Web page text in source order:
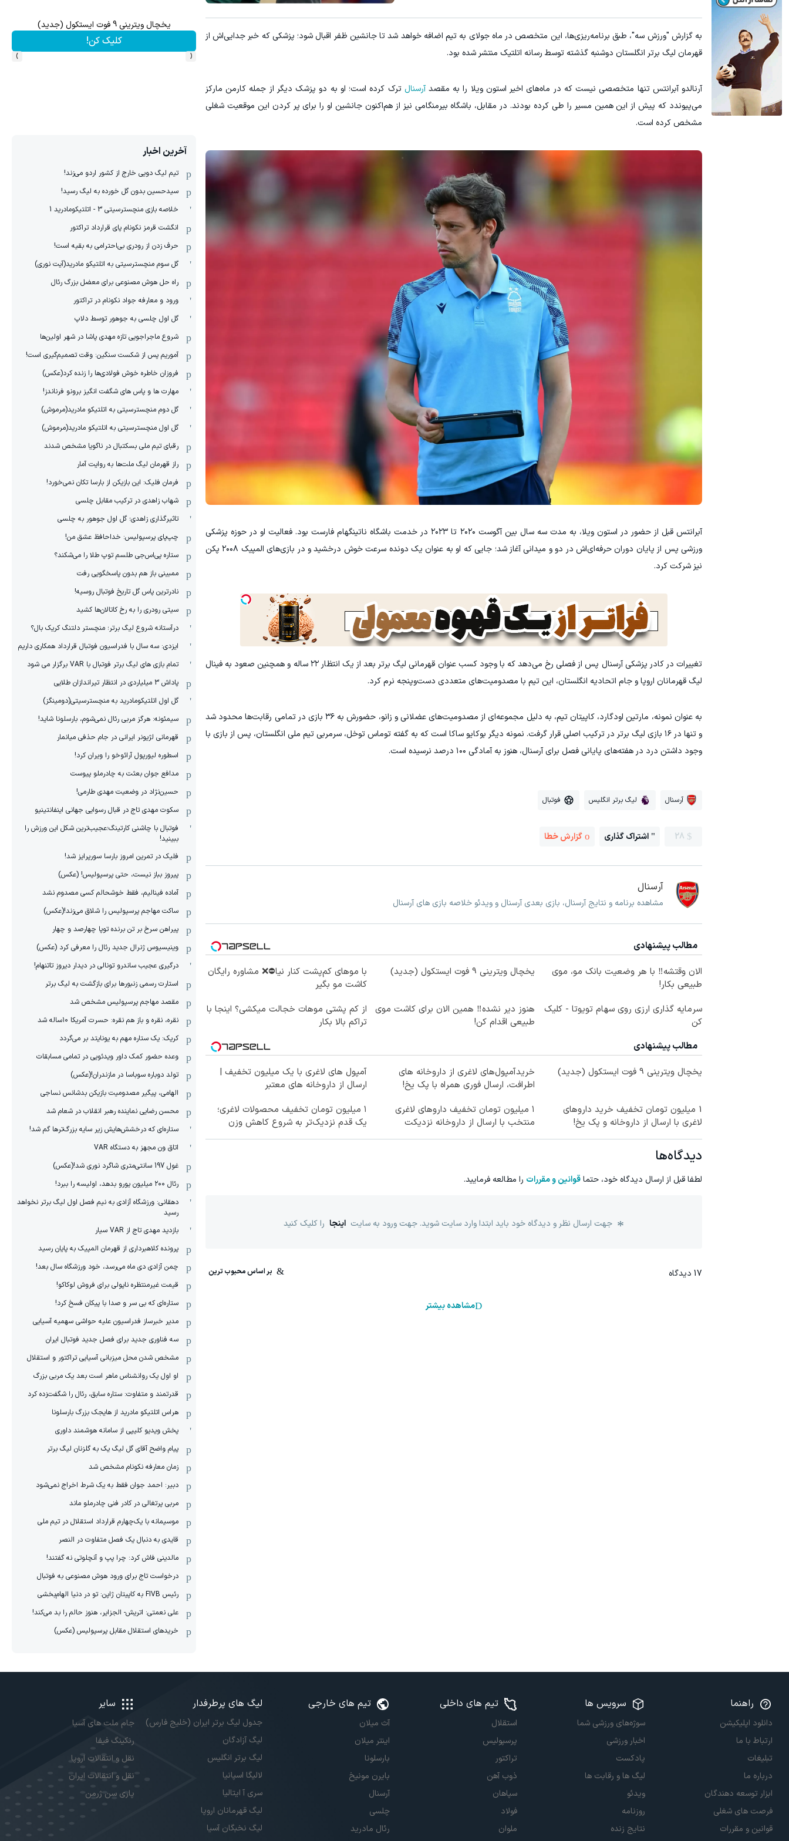
به گزارش "ورزش سه"، طبق برنامه‌ریزی‌ها، این متخصص در ماه جولای به تیم اضافه خواهد شد تا جانشین ظفر اقبال شود؛ پزشکی که خبر جدایی‌اش از
قهرمان لیگ برتر انگلستان دوشنبه گذشته توسط رسانه اتلتیک منتشر شده بود.
آرنالدو آبرانتس تنها متخصصی نیست که در ماه‌های اخیر استون ویلا را به مقصدآرسنال ترک کرده است؛ او به دو پزشک دیگر از جمله کارمن مارکز
می‌پیوندد که پیش از این همین مسیر را طی کرده بودند. در مقابل، باشگاه بیرمنگامی نیز از هم‌اکنون جانشین او را برای پر کردن این موقعیت شغلی
مشخص کرده است.
آبرانتس قبل از حضور در استون ویلا، به مدت سه سال بین آگوست ۲۰۲۰ تا ۲۰۲۳ در خدمت باشگاه ناتینگهام فارست بود. فعالیت او در حوزه پزشکی
ورزشی پس از پایان دوران حرفه‌ای‌اش در دو و میدانی آغاز شد؛ جایی که او به عنوان یک دونده سرعت خوش درخشید و در بازی‌های المپیک ۲۰۰۸ پکن
نیز شرکت کرد.
تغییرات در کادر پزشکی آرسنال پس از فصلی رخ می‌دهد که با وجود کسب عنوان قهرمانی لیگ برتر بعد از یک انتظار ۲۲ ساله و همچنین صعود به فینال
لیگ قهرمانان اروپا و جام اتحادیه انگلستان، این تیم با مصدومیت‌های متعددی دست‌وپنجه نرم کرد.
به عنوان نمونه، مارتین اودگارد، کاپیتان تیم، به دلیل مجموعه‌ای از مصدومیت‌های عضلانی و زانو، حضورش به ۳۶ بازی در تمامی رقابت‌ها محدود شد
و تنها در ۱۶ بازی لیگ برتر در ترکیب اصلی قرار گرفت. نمونه دیگر بوکایو ساکا است که به گفته توماس توخل، سرمربی تیم ملی انگلستان، پس از بازی با
وجود داشتن درد در هفته‌های پایانی فصل برای آرسنال، هنوز به آمادگی ۱۰۰ درصد نرسیده است.
آرسنال لیگ برتر انگلیس فوتبال
28 اشتراک گذاری گزارش خطا
آرسنال
مشاهده برنامه و نتایج آرسنال، بازی بعدی آرسنال و ویدئو خلاصه بازی های آرسنال
مطالب پیشنهادی
الان وقتشه‼️ با هر وضعیت بانک مو، موی
طبیعی بکار!
یخچال ویترینی 9 فوت ایستکول (جدید)
با موهای کم‌پشت کنار نیا⛔️❌ مشاوره رایگان
کاشت مو بگیر
سرمایه گذاری ارزی روی سهام تویوتا - کلیک
کن
هنوز دیر نشده‼️ همین الان برای کاشت موی
طبیعی اقدام کن!
از کم پشتی موهات خجالت میکشی؟ اینجا با
تراکم بالا بکار
مطالب پیشنهادی
یخچال ویترینی 9 فوت ایستکول (جدید)
خریدآمپول‌های لاغری از داروخانه های
اطرافت، ارسال فوری همراه با پک یخ!
آمپول های لاغری با یک میلیون تخفیف |
ارسال از داروخانه های معتبر
1 میلیون تومان تخفیف خرید داروهای
لاغری با ارسال از داروخانه و پک یخ!
۱ میلیون تومان تخفیف داروهای لاغری
منتخب با ارسال از داروخانه نزدیکت
۱ میلیون تومان تخفیف محصولات لاغری؛
یک قدم نزدیک‌تر به شروع کاهش وزن
دیدگاه‌ها
لطفا قبل از ارسال دیدگاه خود، حتماقوانین و مقررات را مطالعه فرمایید.
جهت ارسال نظر و دیدگاه خود باید ابتدا وارد سایت شوید. جهت ورود به سایت اینجا را کلیک کنید
17 دیدگاه
مشاهده بیشتر
یخچال ویترینی 9 فوت ایستکول (جدید)
کلیک کن!
‹
›
آخرین اخبار
تیم لیگ دویی خارج از کشور اردو می‌زند!
سیدحسین بدون گل خورده به لیگ رسید!
خلاصه بازی منچسترسیتی 3 - اتلتیکومادرید 1
انگشت قرمز نکونام پای قرارداد تراکتور
حرف زدن از رودری بی‌احترامی به بقیه است!
گل سوم منچسترسیتی به اتلتیکو مادرید(آیت نوری)
راه حل هوش مصنوعی برای معضل بزرگ رئال
ورود و معارفه جواد نکونام در تراکتور
گل اول چلسی به جوهور توسط دلاپ
شروع ماجراجویی تازه مهدی پاشا در شهر اولین‌ها
آموریم پس از شکست سنگین: وقت تصمیم‌گیری است!
فروزان خاطره خوش فولادی‌ها را زنده کرد(عکس)
مهارت ها و پاس های شگفت انگیز برونو فرناندز!
گل دوم منچسترسیتی به اتلتیکو مادرید(مرموش)
گل اول منچسترسیتی به اتلتیکو مادرید(مرموش)
رقبای تیم ملی بسکتبال در ناگویا مشخص‌ شدند
راز قهرمان لیگ ملت‌ها به روایت آمار
فرمان فلیک: این بازیکن از بارسا تکان نمی‌خورد!
شهاب زاهدی در ترکیب مقابل چلسی
تاثیرگذاری زاهدی؛ گل اول جوهور به چلسی
چپ‌پای پرسپولیس: خداحافظ عشق من!
ستاره پی‌اس‌جی طلسم توپ طلا را می‌شکند؟
ممبینی باز هم بدون پاسخگویی رفت
نادر‌ترین پاس گل تاریخ فوتبال روسیه!
سیتی رودری را به رخ کاتالان‌ها کشید
درآستانه شروع لیگ برتر؛ منچستر دلتنگ کریک بال؟
ایزدی: سه سال با فدراسیون فوتبال قرارداد همکاری داریم
تمام بازی های لیگ برتر فوتبال با VAR برگزار می شود
پاداش 3 میلیاردی در انتظار تیراندازان طلایی
گل اول اتلتیکومادرید به منچسترسیتی(دومینگز)
سیمئونه: هرگز مربی رئال نمی‌شوم، بارسلونا شاید!
قهرمانی لژیونر ایرانی در جام حذفی میانمار
اسطوره لیورپول آرائوخو را ویران کرد!
مدافع جوان بعثت به چادرملو پیوست
حسین‌نژاد در وضعیت مهدی طارمی!
سکوت مهدی تاج در قبال رسوایی جهانی اینفانتینیو
فوتبال با چاشنی کارتینگ؛عجیب‌ترین شکل این ورزش را
ببینید!
فلیک در تمرین امروز بارسا سورپرایز شد!
پیروز بباز نیست، حتی پرسپولیس! (عکس)
آماده فینالیم، فقط خوشحالم کسی مصدوم نشد
ساکت مهاجم پرسپولیس را شلاق می‌زند!(عکس)
پیراهن سرخ بر تن برنده توپا چهارصد و چهار
وینیسیوس ژنرال جدید رئال را معرفی کرد (عکس)
درگیری عجیب ساندرو تونالی در دیدار دیروز تاتنهام!
استارت رسمی زنبورها برای بازگشت به لیگ برتر
مقصد مهاجم پرسپولیس مشخص شد
نقره، نقره و باز هم نقره: حسرت آمریکا ۱۰‌ساله شد
کریک: یک ستاره مهم به یونایتد بر می‌گردد
وعده حضور کمک داور ویدئویی در تمامی مسابقات
تولد دوباره سوباسا در مازندران!(عکس)
الهامی، پیگیر مصدومیت بازیکن بدشانس نساجی
محسن رضایی نماینده رهبر انقلاب در شعام شد
ستاره‌ای که درخشش‌هایش زیر سایه بزرگ‌ترها گم شد!
اتاق ون مجهز به دستگاه VAR
غول 197 سانتی‌متری شاگرد نوری شد!(عکس)
رئال ۲۰۰ میلیون یورو بدهد، اولیسه را ببرد!
دهقانی: ورزشگاه آزادی به نیم فصل اول لیگ برتر نخواهد
رسید
بازدید مهدی تاج از VAR سیار
پرونده کلاهبرداری از قهرمان المپیک به پایان رسید
چمن آزادی دی ماه می‌رسد، خود ورزشگاه سال بعد!
قیمت غیرمنتظره ناپولی برای فروش لوکاکو!
ستاره‌ای که بی سر و صدا با پیکان فسخ کرد!
مدیر خبرساز فدراسیون علیه حواشی سهمیه آسیایی
سه فناوری جدید برای فصل جدید فوتبال ایران
مشخص شدن محل میزبانی آسیایی تراکتور و استقلال
او اول یک روانشناس ماهر است بعد یک مربی بزرگ
قدرتمند و متفاوت: ستاره سابق، رئال را شگفت‌زده کرد
هراس اتلتیکو مادرید از هایجک بزرگ بارسلونا
پخش ویدیو کلیپی از سامانه هوشمند داوری
پیام واضح آقای گل لیگ یک به گلزنان لیگ برتر
زمان معارفه نکونام مشخص شد
دبیر: احمد جوان فقط به یک شرط اخراج نمی‌شود
مربی پرتغالی در کادر فنی چادرملو ماند
موسیمانه با یک‌چهارم قرارداد استقلال در تیم ملی
قایدی به دنبال یک فصل متفاوت در النصر
مالدینی فاش کرد: چرا پپ و آنچلوتی نه گفتند!
درخواست تاج برای ورود هوش مصنوعی به فوتبال
رئیس FIVB به کاپیتان ژاپن: تو در دنیا الهام‌بخشی
علی نعمتی: اتریش- الجزایر، هنوز حالم را بد می‌کند!
خریدهای استقلال مقابل پرسپولیس (عکس)
راهنما
دانلود اپلیکیشن
ارتباط با ما
تبلیغات
درباره ما
ابزار توسعه دهندگان
فرصت های شغلی
قوانین و مقررات
سرویس ها
سوژه‌های ورزشی شما
اخبار ورزشی
پادکست
لیگ ها و رقابت ها
ویدئو
روزنامه
نتایج زنده
تیم های داخلی
استقلال
پرسپولیس
تراکتور
ذوب آهن
سپاهان
فولاد
ملوان
تیم های خارجی
آث میلان
اینتر میلان
بارسلونا
بایرن مونیخ
آرسنال
چلسی
رئال مادرید
لیگ های پرطرفدار
جدول لیگ برتر ایران (خلیج فارس)
لیگ آزادگان
لیگ برتر انگلیس
لالیگا اسپانیا
سری آ ایتالیا
لیگ قهرمانان اروپا
لیگ نخبگان آسیا
سایر
جام ملت های آسیا
رنکینگ فیفا
نقل و انتقالات اروپا
نقل و انتقالات ایران
پاری سن ژرمن